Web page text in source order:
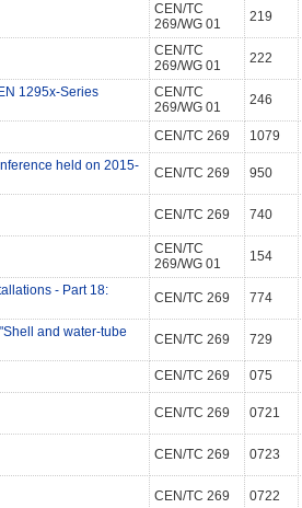
CEN/TC
269/WG 01
219
CEN/TC
269/WG 01
222
1295x-Series
CEN/TC
269/WG 01
246
CEN/TC 269 1079
held on 2015-
CEN/TC 269 950
CEN/TC 269 740
CEN/TC
269/WG 01
154
- Part 18:
CEN/TC 269 774
and water-tube
CEN/TC 269 729
CEN/TC 269 075
CEN/TC 269 0721
CEN/TC 269 0723
CEN/TC 269 0722